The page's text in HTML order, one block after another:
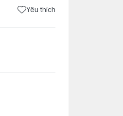
Yêu thích